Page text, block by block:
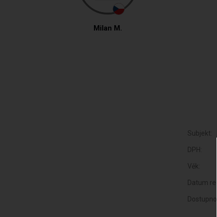
Milan M.
Subjekt:
DPH:
Věk:
Datum